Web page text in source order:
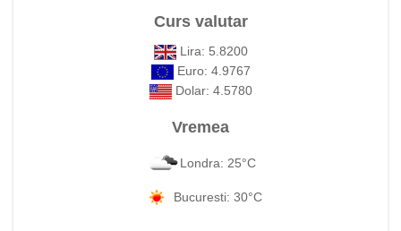
Curs valutar
Lira: 5.8200
Euro: 4.9767
Dolar: 4.5780
Vremea
Londra: 25°C
Bucuresti: 30°C